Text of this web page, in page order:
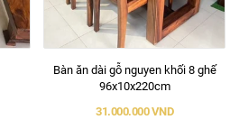
Bàn ăn dài gỗ nguyen khối 8 ghế
96x10x220cm
31.000.000 VND